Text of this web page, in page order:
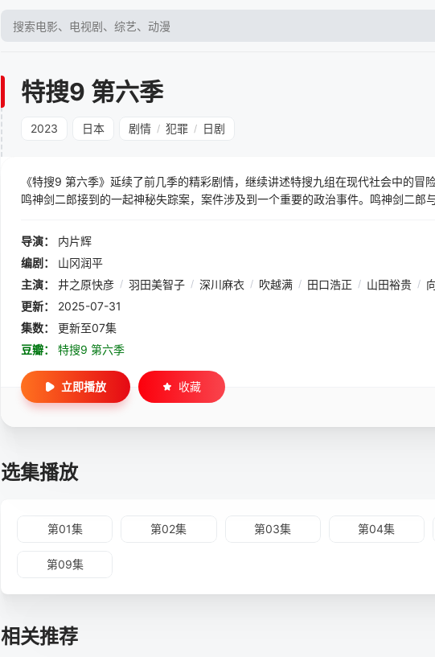
特搜9 第六季
2023 日本 剧情 / 犯罪 / 日剧
《特搜9 第六季》延续了前几季的精彩剧情，继续讲述特搜九组在现代社会中的冒
鸣神剑二郎接到的一起神秘失踪案，案件涉及到一个重要的政治事件。鸣神剑二
战。在这一季中，观众可以看到特搜九组成员们如何运用他们的智慧和勇气，一步
导演：
内片辉
编剧：
山冈润平
主演：
井之原快彦 / 羽田美智子 / 深川麻衣 / 吹越满 / 田口浩正 / 山田裕贵 /
更新：
2025-07-31
集数：
更新至07集
豆瓣：
特搜9 第六季
立即播放 收藏
选集播放
第01集 第02集 第03集 第04集
第09集
相关推荐